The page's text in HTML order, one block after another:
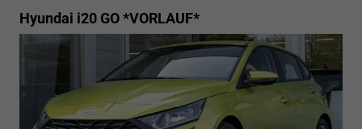
Hyundai i20 GO *VORLAUF*